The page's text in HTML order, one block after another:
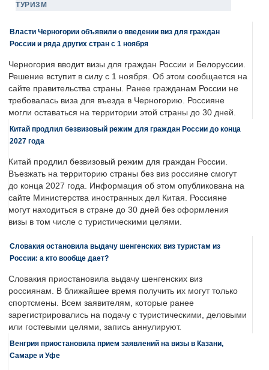
ТУРИЗМ
Власти Черногории объявили о введении виз для граждан
России и ряда других стран с 1 ноября
Черногория вводит визы для граждан России и Белоруссии.
Решение вступит в силу с 1 ноября. Об этом сообщается на
сайте правительства страны. Ранее гражданам России не
требовалась виза для въезда в Черногорию. Россияне
могли оставаться на территории этой страны до 30 дней.
Китай продлил безвизовый режим для граждан России до конца
2027 года
Китай продлил безвизовый режим для граждан России.
Въезжать на территорию страны без виз россияне смогут
до конца 2027 года. Информация об этом опубликована на
сайте Министерства иностранных дел Китая. Россияне
могут находиться в стране до 30 дней без оформления
визы в том числе с туристическими целями.
Словакия остановила выдачу шенгенских виз туристам из
России: а кто вообще дает?
Словакия приостановила выдачу шенгенских виз
россиянам. В ближайшее время получить их могут только
спортсмены. Всем заявителям, которые ранее
зарегистрировались на подачу с туристическими, деловыми
или гостевыми целями, запись аннулируют.
Венгрия приостановила прием заявлений на визы в Казани,
Самаре и Уфе